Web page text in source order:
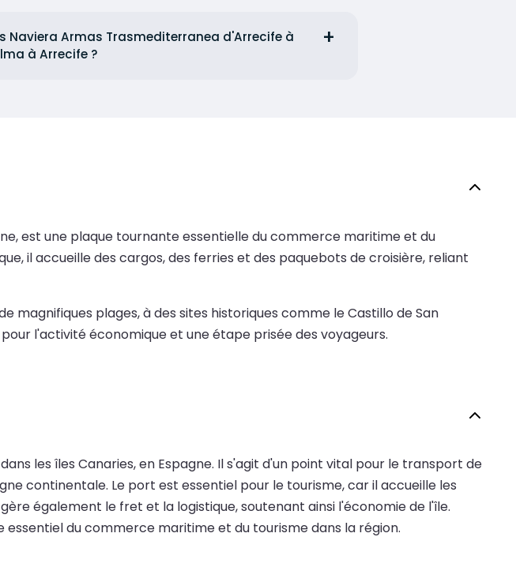
Naviera Armas Trasmediterranea d'Arrecife à
à Arrecife ?
est une plaque tournante essentielle du commerce maritime et du
il accueille des cargos, des ferries et des paquebots de croisière, reliant
plages, à des sites historiques comme le Castillo de San
l'activité économique et une étape prisée des voyageurs.
les îles Canaries, en Espagne. Il s'agit d'un point vital pour le transport de
continentale. Le port est essentiel pour le tourisme, car il accueille les
également le fret et la logistique, soutenant ainsi l'économie de l'île.
du commerce maritime et du tourisme dans la région.